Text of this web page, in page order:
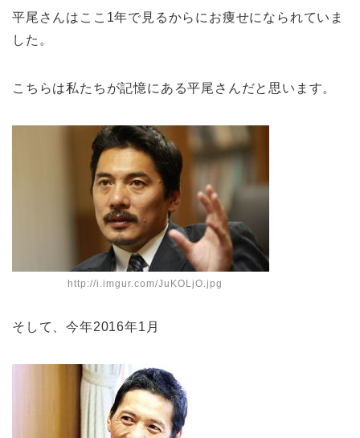
平尾さんはここ1年で見るからにお痩せになられていま
した。
こちらは私たちが記憶にある平尾さんだと思います。
http://i.imgur.com/JuKOLjO.jpg
そして、今年2016年1月